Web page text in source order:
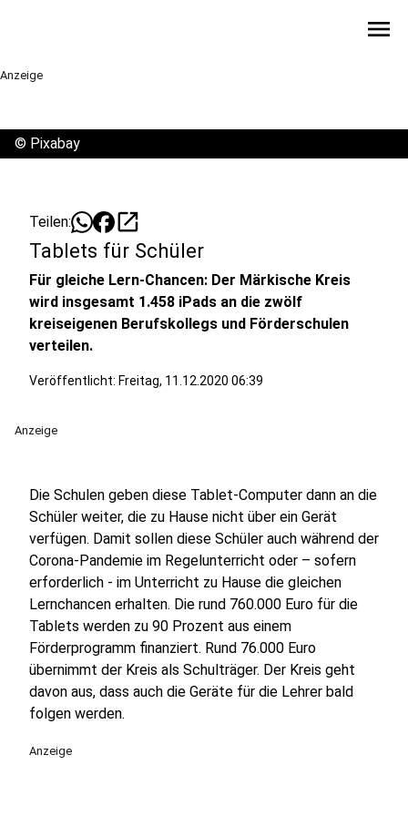
menu
Anzeige
© Pixabay
Teilen: open_in_new
Tablets für Schüler
Für gleiche Lern-Chancen: Der Märkische Kreis
wird insgesamt 1.458 iPads an die zwölf
kreiseigenen Berufskollegs und Förderschulen
verteilen.
Veröffentlicht: Freitag, 11.12.2020 06:39
Anzeige
Die Schulen geben diese Tablet-Computer dann an die
Schüler weiter, die zu Hause nicht über ein Gerät
verfügen. Damit sollen diese Schüler auch während der
Corona-Pandemie im Regelunterricht oder – sofern
erforderlich - im Unterricht zu Hause die gleichen
Lernchancen erhalten. Die rund 760.000 Euro für die
Tablets werden zu 90 Prozent aus einem
Förderprogramm finanziert. Rund 76.000 Euro
übernimmt der Kreis als Schulträger. Der Kreis geht
davon aus, dass auch die Geräte für die Lehrer bald
folgen werden.
Anzeige